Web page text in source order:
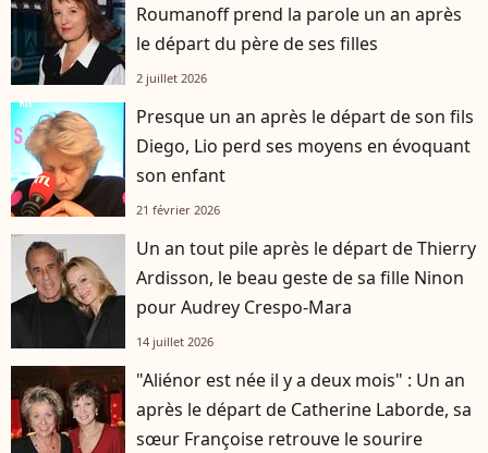
Roumanoff prend la parole un an après
le départ du père de ses filles
2 juillet 2026
Presque un an après le départ de son fils
Diego, Lio perd ses moyens en évoquant
son enfant
21 février 2026
Un an tout pile après le départ de Thierry
Ardisson, le beau geste de sa fille Ninon
pour Audrey Crespo-Mara
14 juillet 2026
"Aliénor est née il y a deux mois" : Un an
après le départ de Catherine Laborde, sa
sœur Françoise retrouve le sourire